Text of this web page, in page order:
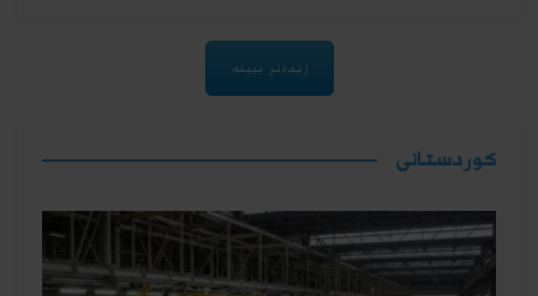
زێدەتر ببینە
كوردستانی